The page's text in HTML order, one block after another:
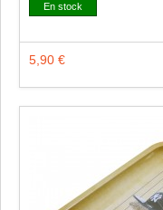
En stock
5,90 €